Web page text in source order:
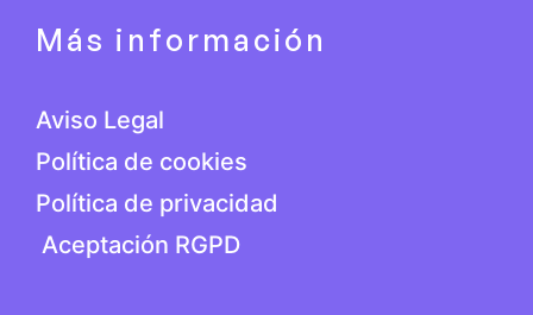
Más información
Aviso Legal
Política de cookies
Política de privacidad
Aceptación RGPD